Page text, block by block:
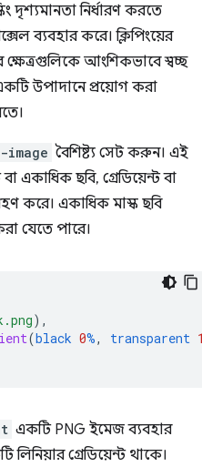
দৃশ্যমানতা নির্ধারণ করতে
ব্যবহার করে। ক্লিপিংয়ের
ক্ষেত্রগুলিকে আংশিকভাবে স্বচ্ছ
উপাদানে প্রয়োগ করা
image বৈশিষ্ট্য সেট করুন। এই
একাধিক ছবি, গ্রেডিয়েন্ট বা
করে। একাধিক মাস্ক ছবি
যেতে পারে।
),
(black 0%, transparent
একটি PNG ইমেজ ব্যবহার
গ্রেডিয়েন্ট থাকে।